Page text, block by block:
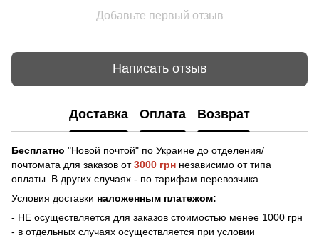
Добавьте первый отзыв
Написать отзыв
Доставка Оплата Возврат
Бесплатно "Новой почтой" по Украине до отделения/
почтомата для заказов от3000 грн независимо от типа
оплаты. В других случаях - по тарифам перевозчика.
Условия доставки наложенным платежом:
- НЕ осуществляется для заказов стоимостью менее 1000 грн
- в отдельных случаях осуществляется при условии